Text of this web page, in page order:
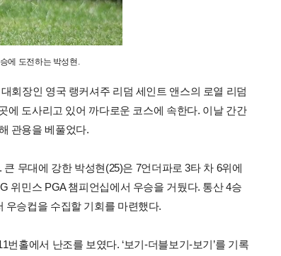
에 도전하는 박성현.
회장인 영국 랭커셔주 리덤 세인트 앤스의 로열 리덤
에 도사리고 있어 까다로운 코스에 속한다. 이날 간간
관용을 베풀었다.
무대에 강한 박성현(25)은 7언더파로 3타 차 6위에
위민스 PGA 챔피언십에서 우승을 거뒀다. 통산 4승
우승컵을 수집할 기회를 마련했다.
홀에서 난조를 보였다. ‘보기-더블보기-보기’를 기록